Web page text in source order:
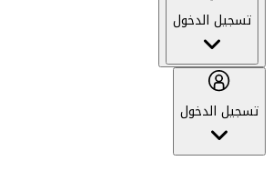
تسجيل الدخول
تسجيل الدخول